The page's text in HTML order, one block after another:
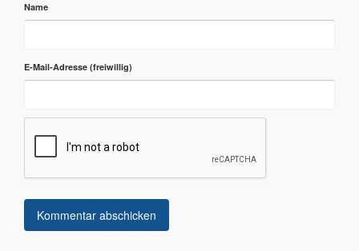
Name
E-Mail-Adresse